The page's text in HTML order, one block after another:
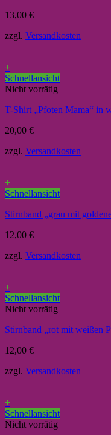
13,00 €
zzgl. Versandkosten
+
Schnellansicht
Nicht vorrätig
T-Shirt „Pfoten Mama“ in
20,00 €
zzgl. Versandkosten
+
Schnellansicht
Stirnband „grau mit
12,00 €
zzgl. Versandkosten
+
Schnellansicht
Nicht vorrätig
Stirnband „rot mit weißen
12,00 €
zzgl. Versandkosten
+
Schnellansicht
Nicht vorrätig